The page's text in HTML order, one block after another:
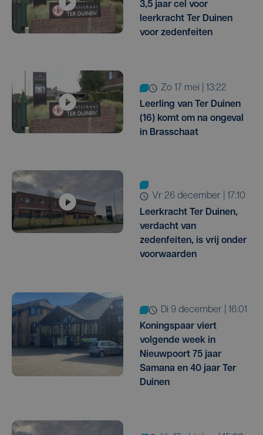
3,5 jaar cel voor
leerkracht Ter Duinen
voor zedenfeiten
zo 17 mei | 13:22
Leerling van Ter Duinen
(16) komt om na ongeval
in Brasschaat
vr 26 december | 17:10
Leerkracht Ter Duinen,
verdacht van
zedenfeiten, is vrij onder
voorwaarden
di 9 december | 16:01
Koningspaar viert
volgende week in
Nieuwpoort 75 jaar
Samana en 40 jaar Ter
Duinen